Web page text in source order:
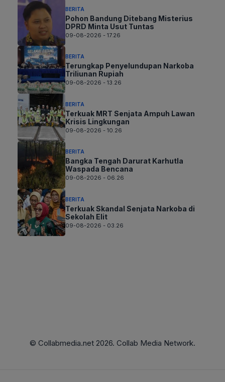
BERITA
Pohon Bandung Ditebang Misterius
DPRD Minta Usut Tuntas
09-08-2026 - 17.26
BERITA
Terungkap Penyelundupan Narkoba
Triliunan Rupiah
09-08-2026 - 13.26
BERITA
Terkuak MRT Senjata Ampuh Lawan
Krisis Lingkungan
09-08-2026 - 10.26
BERITA
Bangka Tengah Darurat Karhutla
Waspada Bencana
09-08-2026 - 06.26
BERITA
Terkuak Skandal Senjata Narkoba di
Sekolah Elit
09-08-2026 - 03.26
© Collabmedia.net 2026. Collab Media Network.